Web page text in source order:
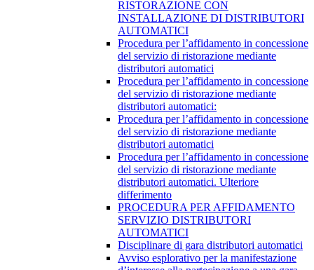
RISTORAZIONE CON
INSTALLAZIONE DI DISTRIBUTORI
AUTOMATICI
Procedura per l’affidamento in concessione
del servizio di ristorazione mediante
distributori automatici
Procedura per l’affidamento in concessione
del servizio di ristorazione mediante
distributori automatici:
Procedura per l’affidamento in concessione
del servizio di ristorazione mediante
distributori automatici
Procedura per l’affidamento in concessione
del servizio di ristorazione mediante
distributori automatici. Ulteriore
differimento
PROCEDURA PER AFFIDAMENTO
SERVIZIO DISTRIBUTORI
AUTOMATICI
Disciplinare di gara distributori automatici
Avviso esplorativo per la manifestazione